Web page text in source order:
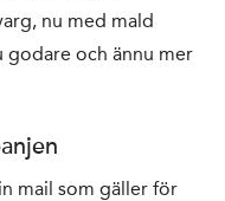
nu med mald
godare och ännu mer
mail som gäller för